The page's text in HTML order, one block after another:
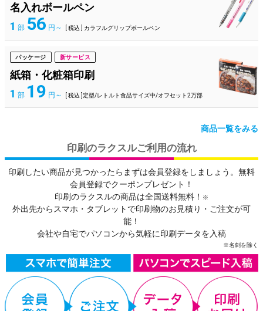
名入れボールペン
1 部 56 円～ [ 税込 ] カラフルグリップボールペン
パッケージ 新サービス
紙箱・化粧箱印刷
1 部 19 円～ [ 税込 ]定型/レトルト食品サイズ中/オフセット2万部
商品一覧をみる
印刷のラクスルご利用の流れ
印刷したい商品が見つかったらまずは会員登録をしましょう。無料
会員登録でクーポンプレゼント！
印刷のラクスルの商品は全国送料無料！
※
外出先からスマホ・タブレットで印刷物のお見積り・ご注文が可
能！
会社や自宅でパソコンから気軽に印刷データを入稿
※名刺を除く